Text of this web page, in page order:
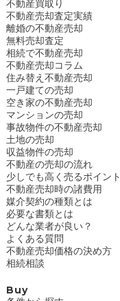
不動産買取り
不動産売却査定実績
離婚の不動産売却
無料売却査定
相続で不動産売却
不動産売却コラム
住み替え不動産売却
一戸建ての売却
空き家の不動産売却
マンションの売却
事故物件の不動産売却
土地の売却
収益物件の売却
不動産の売却の流れ
少しでも高く売るポイント
不動産売却時の諸費用
媒介契約の種類とは
必要な書類とは
どんな業者が良い？
よくある質問
不動産売却価格の決め方
相続相談
Buy